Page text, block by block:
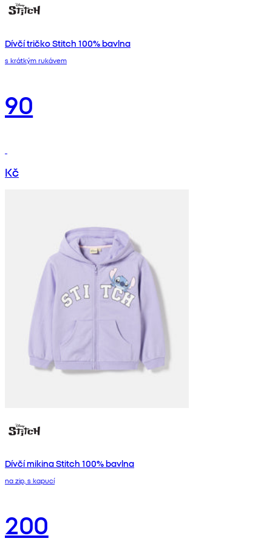
Dívčí tričko Stitch 100% bavlna
s krátkým rukávem
90
Kč
Dívčí mikina Stitch 100% bavlna
na zip, s kapucí
200